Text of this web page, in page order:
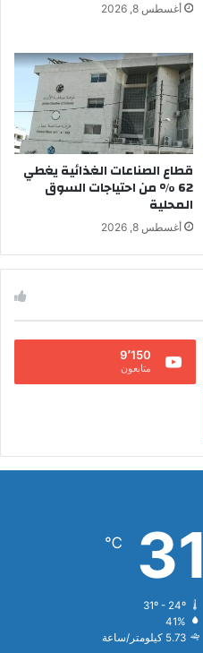
أغسطس 8, 2026
قطاع الصناعات الغذائية يغطي
62 % من احتياجات السوق
المحلية
أغسطس 8, 2026
9٬150
متابعون
31
℃
31º - 24º
41%
5.73 كيلومتر/ساعة